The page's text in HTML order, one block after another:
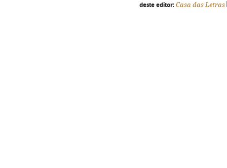
deste editor: Casa das Letras